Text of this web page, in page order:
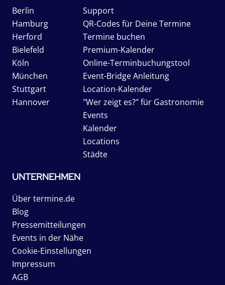
Berlin
Hamburg
Herford
Bielefeld
Köln
München
Stuttgart
Hannover
Support
QR-Codes für Deine Termine
Termine buchen
Premium-Kalender
Online-Terminbuchungstool
Event-Bridge Anleitung
Location-Kalender
"Wer zeigt es?" für Gastronomie
Events
Kalender
Locations
Städte
UNTERNEHMEN
Über termine.de
Blog
Pressemitteilungen
Events in der Nähe
Cookie-Einstellungen
Impressum
AGB